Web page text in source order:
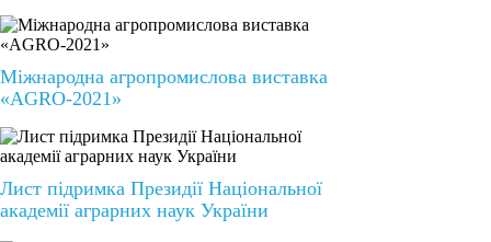
Міжнародна агропромислова виставка
«AGRO-2021»
Лист підримка Президії Національної
академії аграрних наук України